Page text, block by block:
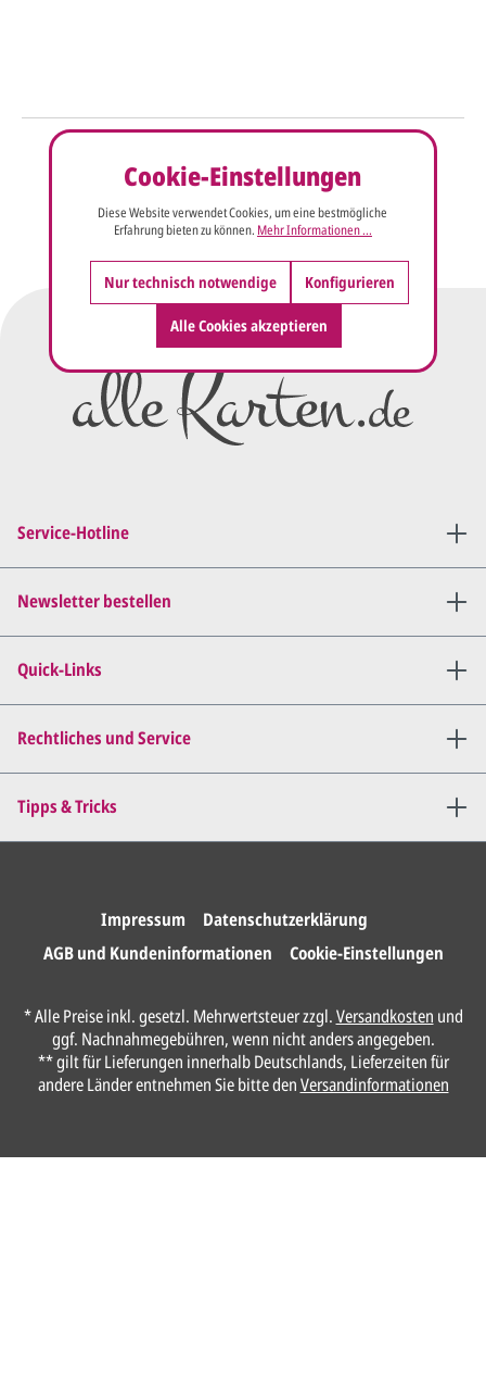
Vorname*
Anfrage
über dieses Formular mit Ihren
vorläufigen Wünschen für den
Druck.
Wir erstellen ein
Preisangebotund im
Anschluss den ersten
Entwurf/Korrekturabzug
Diesen senden wir Ihnen als
PDF per E-Mail.
uns, was Sie amEntwurf
Wir senden Ihnen den
Dies wiederholen wir so lange,
bis
Service-Hotline
Rechtliches und Service
Tipps & Tricks
Quick-Links
Newsletter bestellen
Impressum
Datenschutzerklärung
AGB und Kundeninformationen
Cookie-Einstellungen
* Alle Preise inkl. gesetzl. Mehrwertsteuer zzgl.Versandkosten und
ggf. Nachnahmegebühren, wenn nicht anders angegeben.
** gilt für Lieferungen innerhalb Deutschlands, Lieferzeiten für
andere Länder entnehmen Sie bitte denVersandinformationen
Cookie-Einstellungen
Diese Website verwendet Cookies, um eine bestmögliche
Erfahrung bieten zu können. Mehr Informationen ...
Nur technisch notwendige Konfigurieren
Alle Cookies akzeptieren